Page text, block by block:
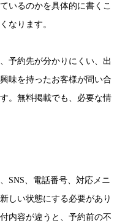
いるのかを具体的に書くこ
なります。
予約先が分かりにくい、出
味を持ったお客様が問い合
。無料掲載でも、必要な情
SNS、電話番号、対応メニ
しい状態にする必要があり
内容が違うと、予約前の不